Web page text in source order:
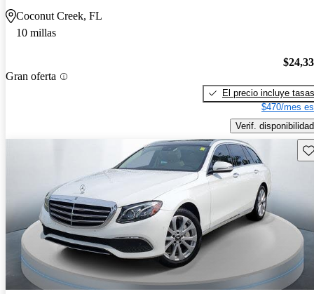
Coconut Creek, FL
10 millas
Gran oferta
El precio incluye tasas
$470/mes
Verif. disponibilidad